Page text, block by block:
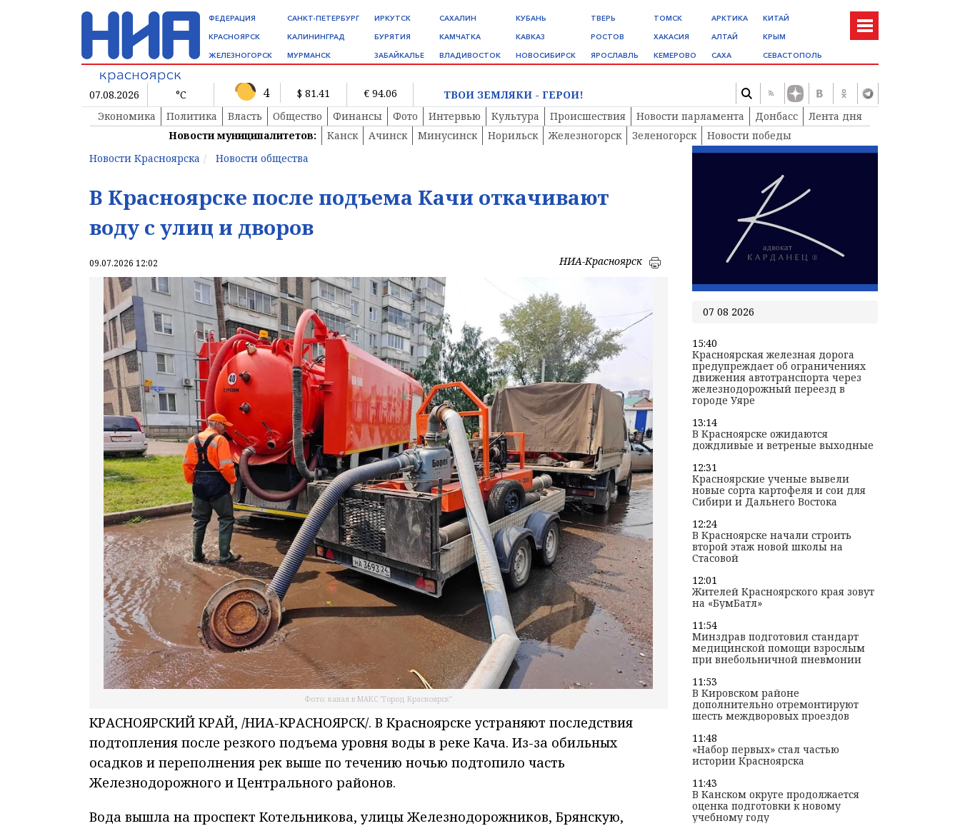
ФЕДЕРАЦИЯ
КРАСНОЯРСК
ЖЕЛЕЗНОГОРСК
САНКТ-ПЕТЕРБУРГ
КАЛИНИНГРАД
МУРМАНСК
ИРКУТСК
БУРЯТИЯ
ЗАБАЙКАЛЬЕ
САХАЛИН
КАМЧАТКА
ВЛАДИВОСТОК
КУБАНЬ
КАВКАЗ
НОВОСИБИРСК
ТВЕРЬ
РОСТОВ
ЯРОСЛАВЛЬ
ТОМСК
ХАКАСИЯ
КЕМЕРОВО
АРКТИКА
АЛТАЙ
САХА
КИТАЙ
КРЫМ
СЕВАСТОПОЛЬ
07.08.2026 °C 4 $ 81.41 € 94.06
ТВОИ ЗЕМЛЯКИ - ГЕРОИ!
Экономика
Политика Власть Общество Финансы Фото Интервью Культура Происшествия Новости парламента Донбасс
Лента дня
Новости муниципалитетов:
Канск Ачинск Минусинск Норильск Железногорск Зеленогорск
Новости победы
Новости Красноярска
Новости общества
В Красноярске после подъема Качи откачивают
воду с улиц и дворов
09.07.2026 12:02 НИА-Красноярск
Фото: канал в МАКС "Город Красноярск"
КРАСНОЯРСКИЙ КРАЙ, /НИА-КРАСНОЯРСК/. В Красноярске устраняют последствия
подтопления после резкого подъема уровня воды в реке Кача. Из-за обильных
осадков и переполнения рек выше по течению ночью подтопило часть
Железнодорожного и Центрального районов.
Вода вышла на проспект Котельникова, улицы Железнодорожников, Брянскую,
07 08 2026
15:40
Красноярская железная дорога
предупреждает об ограничениях
движения автотранспорта через
железнодорожный переезд в
городе Уяре
13:14
В Красноярске ожидаются
дождливые и ветреные выходные
12:31
Красноярские ученые вывели
новые сорта картофеля и сои для
Сибири и Дальнего Востока
12:24
В Красноярске начали строить
второй этаж новой школы на
Стасовой
12:01
Жителей Красноярского края зовут
на «БумБатл»
11:54
Минздрав подготовил стандарт
медицинской помощи взрослым
при внебольничной пневмонии
11:53
В Кировском районе
дополнительно отремонтируют
шесть междворовых проездов
11:48
«Набор первых» стал частью
истории Красноярска
11:43
В Канском округе продолжается
оценка подготовки к новому
учебному году